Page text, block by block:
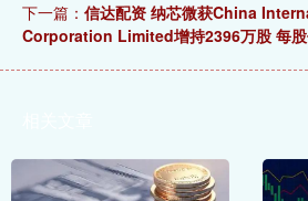
下一篇： 信达配资 纳芯微获China
Corporation Limited增持2396万股 每